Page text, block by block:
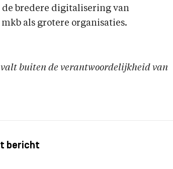
bredere digitalisering van
als grotere organisaties.
buiten de verantwoordelijkheid van
bericht